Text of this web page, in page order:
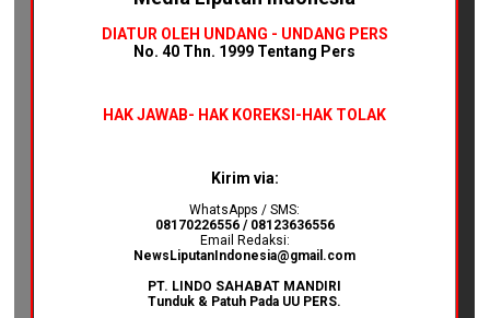
DIATUR OLEH UNDANG - UNDANG PERS
No. 40 Thn. 1999 Tentang Pers
HAK JAWAB- HAK KOREKSI-HAK TOLAK
Kirim via:
WhatsApps / SMS:
08170226556 / 08123636556
Email Redaksi:
NewsLiputanIndonesia@gmail.com
PT. LINDO SAHABAT MANDIRI
Tunduk & Patuh Pada UU PERS.